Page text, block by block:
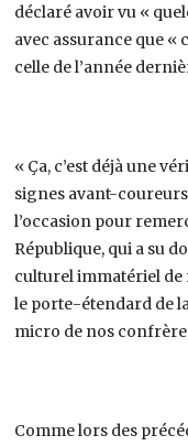
déclaré avoir vu «
avec assurance que «
celle de l’année
« Ça, c’est déjà une
signes avant-coureurs
l’occasion pour
République, qui a su
culturel immatériel de
le porte-étendard de
micro de nos
Comme lors des